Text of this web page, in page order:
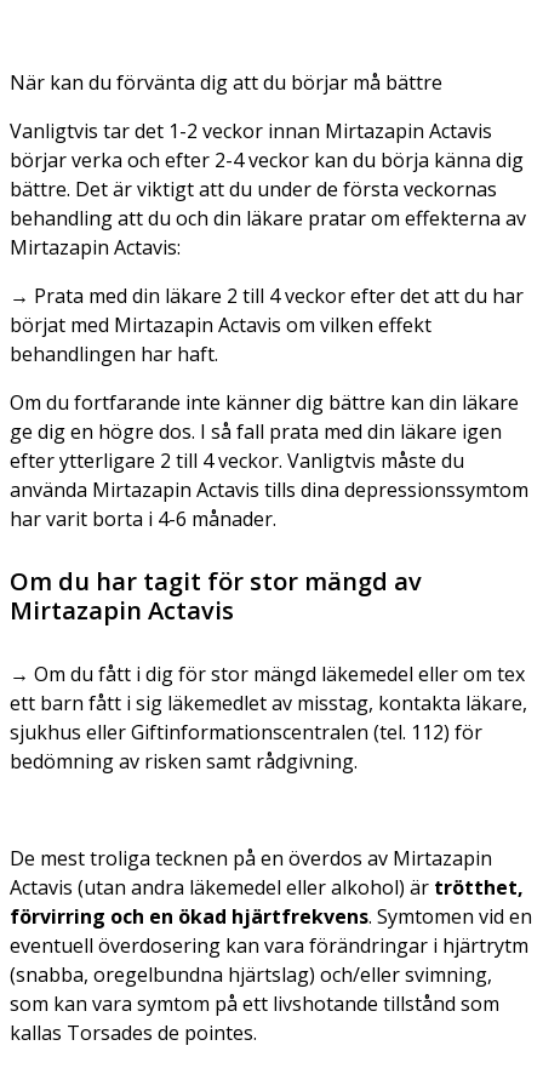
När kan du förvänta dig att du börjar må bättre
Vanligtvis tar det 1-2 veckor innan Mirtazapin Actavis
börjar verka och efter 2-4 veckor kan du börja känna dig
bättre. Det är viktigt att du under de första veckornas
behandling att du och din läkare pratar om effekterna av
Mirtazapin Actavis:
→ Prata med din läkare 2 till 4 veckor efter det att du har
börjat med Mirtazapin Actavis om vilken effekt
behandlingen har haft.
Om du fortfarande inte känner dig bättre kan din läkare
ge dig en högre dos. I så fall prata med din läkare igen
efter ytterligare 2 till 4 veckor. Vanligtvis måste du
använda Mirtazapin Actavis tills dina depressionssymtom
har varit borta i 4-6 månader.
Om du har tagit för stor mängd av
Mirtazapin Actavis
→ Om du fått i dig för stor mängd läkemedel eller om tex
ett barn fått i sig läkemedlet av misstag, kontakta läkare,
sjukhus eller Giftinformationscentralen (tel. 112) för
bedömning av risken samt rådgivning.
De mest troliga tecknen på en överdos av Mirtazapin
Actavis (utan andra läkemedel eller alkohol) är trötthet,
förvirring och en ökad hjärtfrekvens. Symtomen vid en
eventuell överdosering kan vara förändringar i hjärtrytm
(snabba, oregelbundna hjärtslag) och/eller svimning,
som kan vara symtom på ett livshotande tillstånd som
kallas Torsades de pointes.